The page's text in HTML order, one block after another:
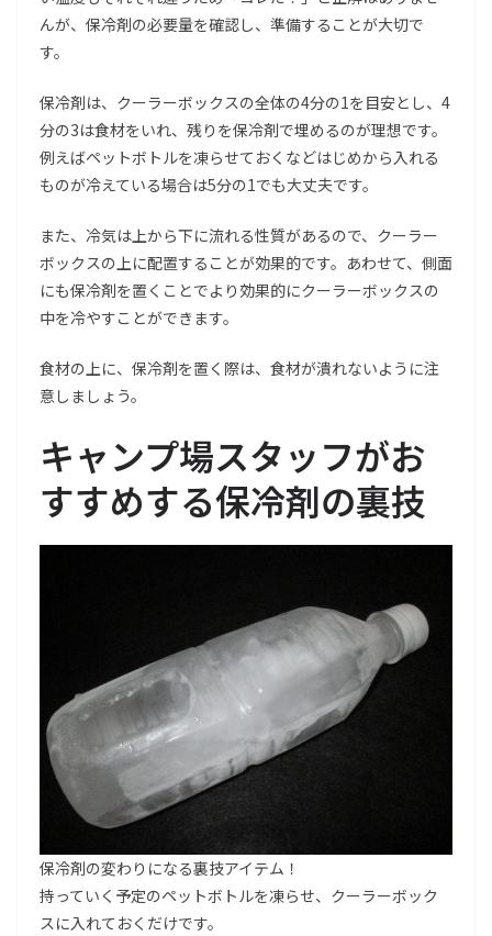
んが、保冷剤の必要量を確認し、準備することが大切で
す。
保冷剤は、クーラーボックスの全体の4分の1を目安とし、4
分の3は食材をいれ、残りを保冷剤で埋めるのが理想です。
例えばペットボトルを凍らせておくなどはじめから入れる
ものが冷えている場合は5分の1でも大丈夫です。
また、冷気は上から下に流れる性質があるので、クーラー
ボックスの上に配置することが効果的です。あわせて、側面
にも保冷剤を置くことでより効果的にクーラーボックスの
中を冷やすことができます。
食材の上に、保冷剤を置く際は、食材が潰れないように注
意しましょう。
キャンプ場スタッフがお
すすめする保冷剤の裏技
保冷剤の変わりになる裏技アイテム！
持っていく予定のペットボトルを凍らせ、クーラーボック
スに入れておくだけです。